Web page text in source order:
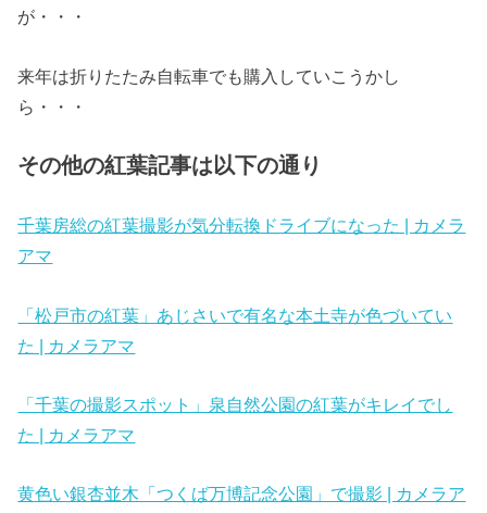
が・・・
来年は折りたたみ自転車でも購入していこうかし
ら・・・
その他の紅葉記事は以下の通り
千葉房総の紅葉撮影が気分転換ドライブになった | カメラ
アマ
「松戸市の紅葉」あじさいで有名な本土寺が色づいてい
た | カメラアマ
「千葉の撮影スポット」泉自然公園の紅葉がキレイでし
た | カメラアマ
黄色い銀杏並木「つくば万博記念公園」で撮影 | カメラア